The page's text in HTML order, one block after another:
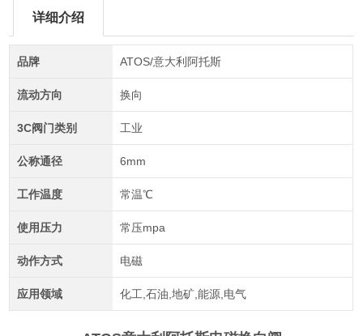
详细介绍
品牌 ATOS/意大利阿托斯
流动方向 换向
3C阀门类别 工业
公称通径 6mm
工作温度 常温℃
使用压力 常压mpa
动作方式 电磁
应用领域 化工,石油,地矿,能源,电气